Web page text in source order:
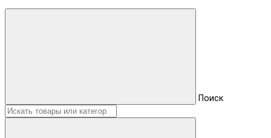
Поиск